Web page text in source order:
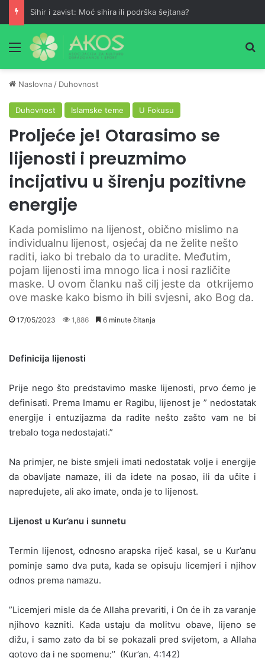
Sihir i zavist: Moć sihira ili podrška šejtana?
Meni
Naslovna / Duhovnost
Duhovnost Islamske teme U Fokusu
Proljeće je! Otarasimo se
lijenosti i preuzmimo
incijativu u širenju pozitivne
energije
Kada pomislimo na lijenost, obično mislimo na
individualnu lijenost, osjećaj da ne želite nešto
raditi, iako bi trebalo da to uradite. Međutim,
pojam lijenosti ima mnogo lica i nosi različite
maske. U ovom članku naš cilj jeste da otkrijemo
ove maske kako bismo ih bili svjesni, ako Bog da.
17/05/2023 1,886 6 minute čitanja
Definicija lijenosti
Prije nego što predstavimo maske lijenosti, prvo ćemo je
definisati. Prema Imamu er Ragibu, lijenost je ” nedostatak
energije i entuzijazma da radite nešto zašto vam ne bi
trebalo toga nedostajati.”
Na primjer, ne biste smjeli imati nedostatak volje i energije
da obavljate namaze, ili da idete na posao, ili da učite i
napredujete, ali ako imate, onda je to lijenost.
Lijenost u Kur’anu i sunnetu
Termin lijenost, odnosno arapska riječ kasal, se u Kur’anu
pominje samo dva puta, kada se opisuju licemjeri i njihov
odnos prema namazu.
”Licemjeri misle da će Allaha prevariti, i On će ih za varanje
njihovo kazniti. Kada ustaju da molitvu obave, lijeno se
dižu, i samo zato da bi se pokazali pred svijetom, a Allaha
gotovo da i ne spomenu;’’ (Kur’an, 4:142)